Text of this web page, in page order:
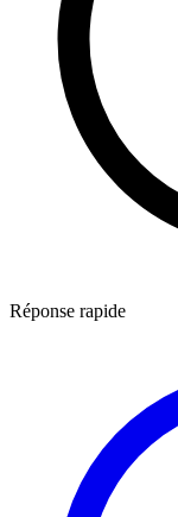
Réponse rapide